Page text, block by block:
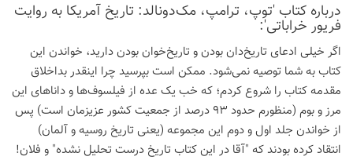
درباره كتاب 'توپ، ترامپ، مک‌دونالد: تاریخ آمریکا به روایت
فریور خراباتی':
اگر خیلی ادعای تاریخ‌دان بودن و تاریخ‌خوان بودن دارید، خواندن این
کتاب به شما توصیه نمی‌شود. ممکن است بپرسید چرا اینقدر بداخلاق
مقدمه کتاب را شروع کردم؛ که خب یک عده از فیلسوف‌ها و داناهای این
مرز و بوم (منظورم حدود 93 درصد از جمعیت کشور عزیزمان است) پس
از خواندن جلد اول و دوم این مجموعه (یعنی تاریخ روسیه و آلمان)
انتقاد کرده بودند که "آقا در این کتاب تاریخ درست تحلیل نشده" و فلان!